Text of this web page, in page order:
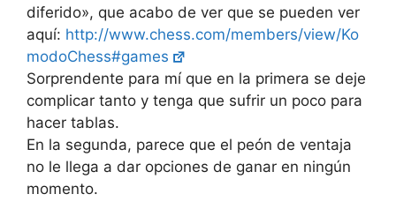
diferido», que acabo de ver que se pueden ver
aquí: http://www.chess.com/members/view/Ko
modoChess#games
Sorprendente para mí que en la primera se deje
complicar tanto y tenga que sufrir un poco para
hacer tablas.
En la segunda, parece que el peón de ventaja
no le llega a dar opciones de ganar en ningún
momento.